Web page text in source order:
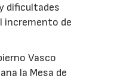
dificultades
incremento de
Vasco
la Mesa de